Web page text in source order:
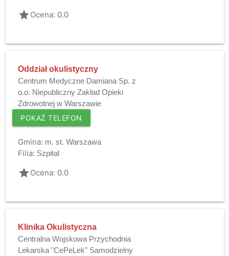
gradeOcena: 0.0
Oddział okulistyczny
Centrum Medyczne Damiana Sp. z
o.o. Niepubliczny Zakład Opieki
Zdrowotnej w Warszawie
POKAŻ TELEFON
Gmina: m. st. Warszawa
Filia: Szpital
gradeOcena: 0.0
Klinika Okulistyczna
Centralna Wojskowa Przychodnia
Lekarska "CePeLek" Samodzielny